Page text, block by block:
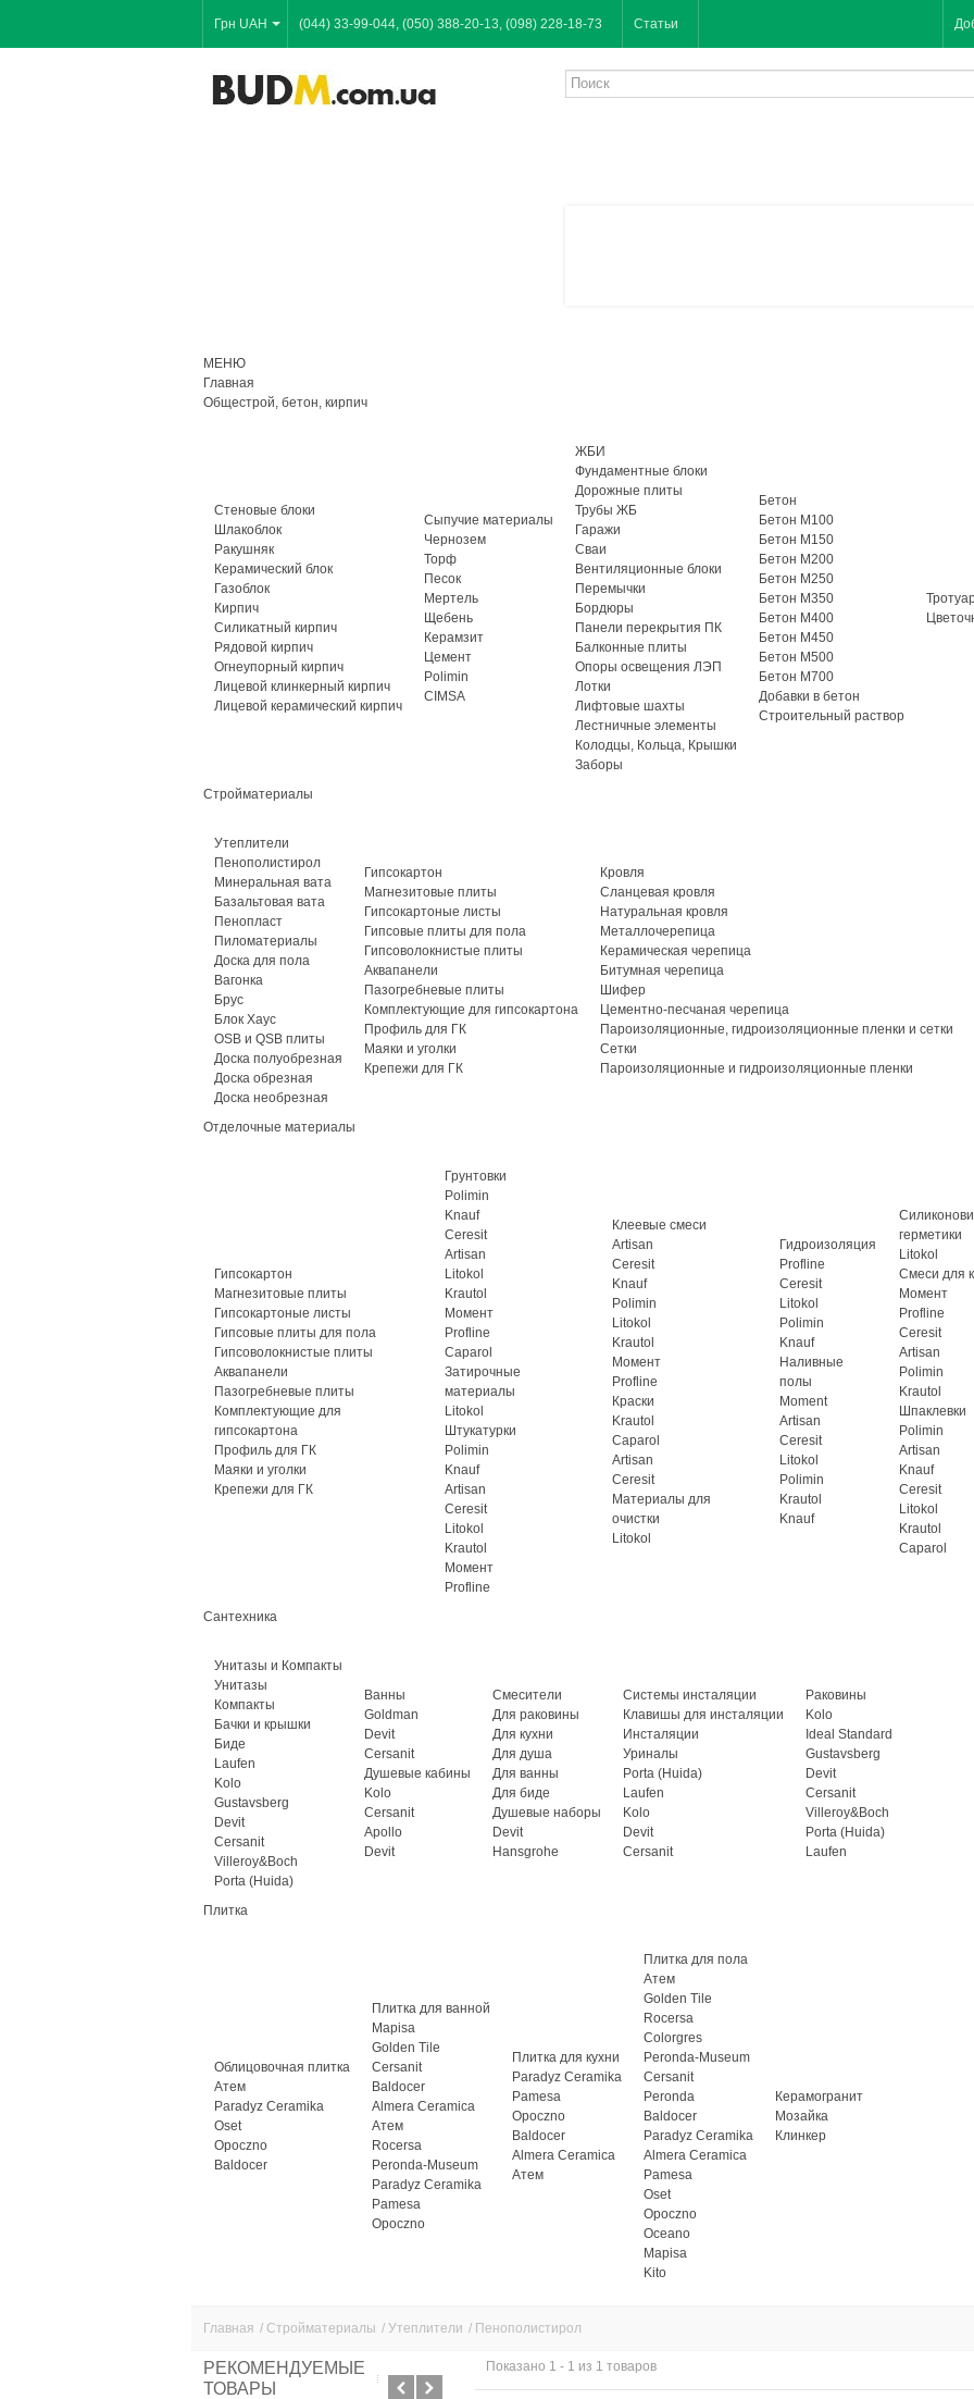
Грн UAH (044) 33-99-044, (050) 388-20-13, (098) 228-18-73 Статьи
МЕНЮ
Главная
Общестрой, бетон, кирпич
Стеновые блоки
Шлакоблок
Ракушняк
Керамический блок
Газоблок
Кирпич
Силикатный кирпич
Рядовой кирпич
Огнеупорный кирпич
Лицевой клинкерный кирпич
Лицевой керамический кирпич
Сыпучие материалы
Чернозем
Торф
Песок
Мертель
Щебень
Керамзит
Цемент
Polimin
CIMSA
ЖБИ
Фундаментные блоки
Дорожные плиты
Трубы ЖБ
Гаражи
Сваи
Вентиляционные блоки
Перемычки
Бордюры
Панели перекрытия ПК
Балконные плиты
Опоры освещения ЛЭП
Лотки
Лифтовые шахты
Лестничные элементы
Колодцы, Кольца, Крышки
Заборы
Бетон
Бетон М100
Бетон М150
Бетон М200
Бетон М250
Бетон М350
Бетон М400
Бетон М450
Бетон М500
Бетон М700
Добавки в бетон
Строительный раствор
Стройматериалы
Утеплители
Пенополистирол
Минеральная вата
Базальтовая вата
Пенопласт
Пиломатериалы
Доска для пола
Вагонка
Брус
Блок Хаус
OSB и QSB плиты
Доска полуобрезная
Доска обрезная
Доска необрезная
Гипсокартон
Магнезитовые плиты
Гипсокартоные листы
Гипсовые плиты для пола
Гипсоволокнистые плиты
Аквапанели
Пазогребневые плиты
Комплектующие для гипсокартона
Профиль для ГК
Маяки и уголки
Крепежи для ГК
Кровля
Сланцевая кровля
Натуральная кровля
Металлочерепица
Керамическая черепица
Битумная черепица
Шифер
Цементно-песчаная черепица
Пароизоляционные, гидроизоляционные пленки и сетки
Сетки
Пароизоляционные и гидроизоляционные пленки
Отделочные материалы
Гипсокартон
Магнезитовые плиты
Гипсокартоные листы
Гипсовые плиты для пола
Гипсоволокнистые плиты
Аквапанели
Пазогребневые плиты
Комплектующие для
гипсокартона
Профиль для ГК
Маяки и уголки
Крепежи для ГК
Грунтовки
Polimin
Knauf
Ceresit
Artisan
Litokol
Krautol
Момент
Profline
Caparol
Затирочные
материалы
Litokol
Штукатурки
Polimin
Knauf
Artisan
Ceresit
Litokol
Krautol
Момент
Profline
Клеевые смеси
Artisan
Ceresit
Knauf
Polimin
Litokol
Krautol
Момент
Profline
Краски
Krautol
Caparol
Artisan
Ceresit
Материалы для
очистки
Litokol
Гидроизоляция
Profline
Ceresit
Litokol
Polimin
Knauf
Наливные
полы
Moment
Artisan
Ceresit
Litokol
Polimin
Krautol
Knauf
герметики
Litokol
Смеси для
Момент
Profline
Ceresit
Artisan
Polimin
Krautol
Шпаклевки
Polimin
Artisan
Knauf
Ceresit
Litokol
Krautol
Caparol
Сантехника
Унитазы и Компакты
Унитазы
Компакты
Бачки и крышки
Биде
Laufen
Kolo
Gustavsberg
Devit
Cersanit
Villeroy&Boch
Porta (Huida)
Ванны
Goldman
Devit
Cersanit
Душевые кабины
Kolo
Cersanit
Apollo
Devit
Смесители
Для раковины
Для кухни
Для душа
Для ванны
Для биде
Душевые наборы
Devit
Hansgrohe
Системы инсталяции
Клавишы для инсталяции
Инсталяции
Уриналы
Porta (Huida)
Laufen
Kolo
Devit
Cersanit
Раковины
Kolo
Ideal Standard
Gustavsberg
Devit
Cersanit
Villeroy&Boch
Porta (Huida)
Laufen
Плитка
Облицовочная плитка
Атем
Paradyz Ceramika
Oset
Opoczno
Baldocer
Плитка для ванной
Mapisa
Golden Tile
Cersanit
Baldocer
Almera Ceramica
Атем
Rocersa
Peronda-Museum
Paradyz Ceramika
Pamesa
Opoczno
Плитка для кухни
Paradyz Ceramika
Pamesa
Opoczno
Baldocer
Almera Ceramica
Атем
Плитка для пола
Атем
Golden Tile
Rocersa
Colorgres
Peronda-Museum
Cersanit
Peronda
Baldocer
Paradyz Ceramika
Almera Ceramica
Pamesa
Oset
Opoczno
Oceano
Mapisa
Kito
Керамогранит
Мозайка
Клинкер
Главная / Стройматериалы / Утеплители / Пенополистирол
РЕКОМЕНДУЕМЫЕ
ТОВАРЫ
Показано 1 - 1 из 1 товаров